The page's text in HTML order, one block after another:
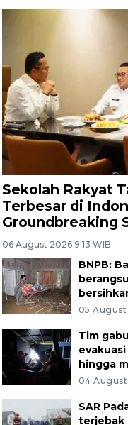
Sekolah Rakyat
Terbesar di
Groundbreaking
06 August 2026 9:13 WIB
BNPB:
05 August
Tim
hingga
04
SAR
terjebak